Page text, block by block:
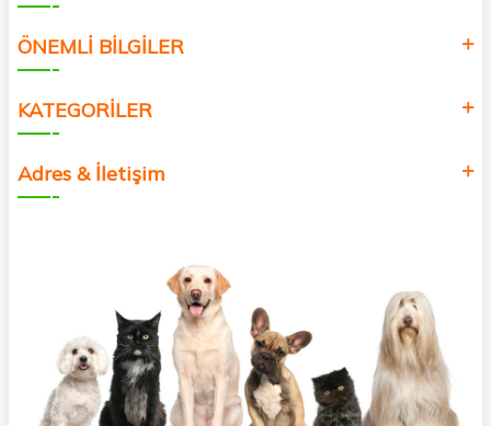
ÖNEMLİ BİLGİLER
KATEGORİLER
Adres & İletişim